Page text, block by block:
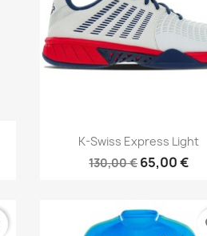
Aperçu rapide
K-Swiss Express Light
130,00 €65,00 €